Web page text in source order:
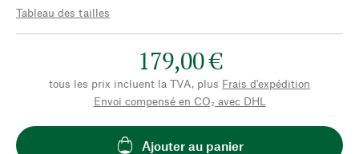
Tableau des tailles
179,00 €
tous les prix incluent la TVA, plus Frais d'expédition
Envoi compensé en CO₂ avec DHL
Ajouter au panier